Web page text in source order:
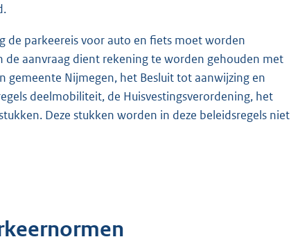
de parkeereis voor auto en fiets moet worden
aanvraag dient rekening te worden gehouden met
gemeente Nijmegen, het Besluit tot aanwijzing en
deelmobiliteit, de Huisvestingsverordening, het
Deze stukken worden in deze beleidsregels niet